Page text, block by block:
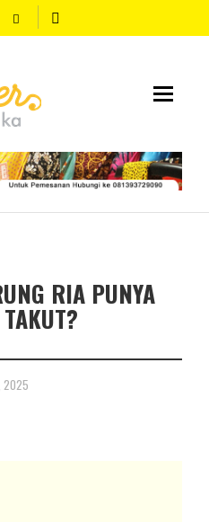
RIA PUNYA
2025